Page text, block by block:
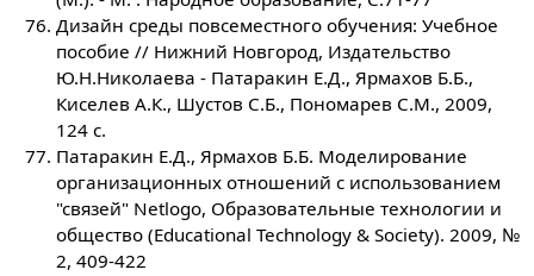
Дизайн среды повсеместного обучения: Учебное
пособие // Нижний Новгород, Издательство
Ю.Н.Николаева - Патаракин Е.Д., Ярмахов Б.Б.,
Киселев А.К., Шустов С.Б., Пономарев С.М., 2009,
124 с.
Патаракин Е.Д., Ярмахов Б.Б. Моделирование
организационных отношений с использованием
"связей" Netlogo, Образовательные технологии и
общество (Educational Technology & Society). 2009, №
2, 409-422